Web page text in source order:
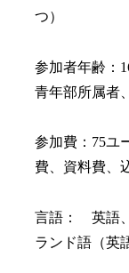
つ）
参加者年齢：
青年部所属者
参加費：75ユ
費、資料費、
言語： 英語
ランド語（英